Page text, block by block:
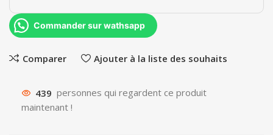
Commander sur wathsapp
Comparer Ajouter à la liste des souhaits
439 personnes qui regardent ce produit
maintenant !